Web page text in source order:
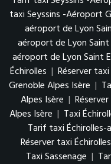
taxi Seyssins -Aéroport
aéroport de Lyon
aéroport de Lyon
aéroport de Lyon Saint
Échirolles | Réserver
Grenoble Alpes Isère |
Alpes Isère |
Alpes Isère | Taxi
Tarif taxi
Réserver taxi
Taxi Sassenage |